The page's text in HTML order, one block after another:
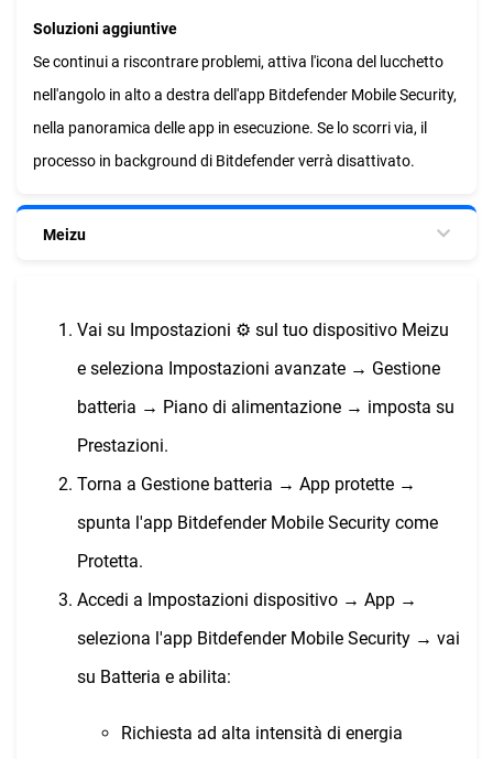
Soluzioni aggiuntive
Se continui a riscontrare problemi, attiva l'icona del lucchetto
nell'angolo in alto a destra dell'app Bitdefender Mobile Security,
nella panoramica delle app in esecuzione. Se lo scorri via, il
processo in background di Bitdefender verrà disattivato.
Meizu
Vai su Impostazioni ⚙︎ sul tuo dispositivo Meizu
e seleziona Impostazioni avanzate → Gestione
batteria → Piano di alimentazione → imposta su
Prestazioni.
Torna a Gestione batteria → App protette →
spunta l'app Bitdefender Mobile Security come
Protetta.
Accedi a Impostazioni dispositivo → App →
seleziona l'app Bitdefender Mobile Security → vai
su Batteria e abilita:
Richiesta ad alta intensità di energia